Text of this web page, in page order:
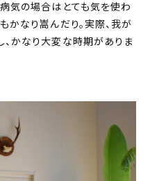
気の場合はとても気を使わ
かなり嵩んだり。実際、我が
かなり大変な時期がありま